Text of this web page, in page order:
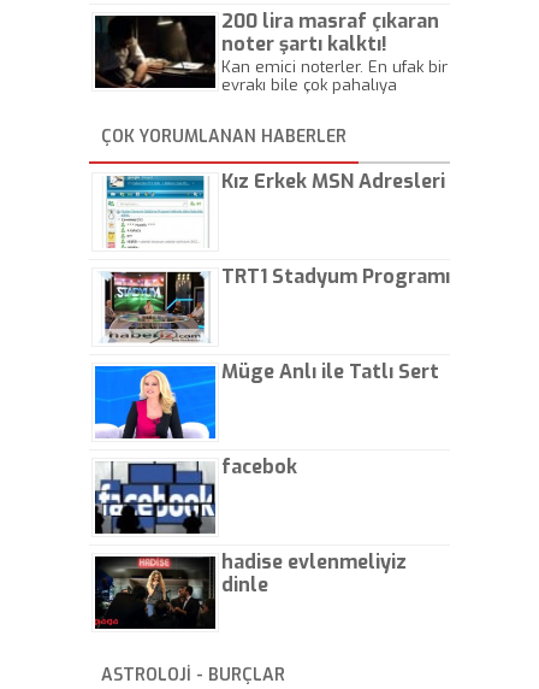
200 lira masraf çıkaran
noter şartı kalktı!
Kan emici noterler. En ufak bir
evrakı bile çok pahalıya
kaptırıyorsunuz. - Kayhan
Gezenti
ÇOK YORUMLANAN HABERLER
Kız Erkek MSN Adresleri
TRT1 Stadyum Programı
Müge Anlı ile Tatlı Sert
facebok
hadise evlenmeliyiz
dinle
ASTROLOJİ - BURÇLAR